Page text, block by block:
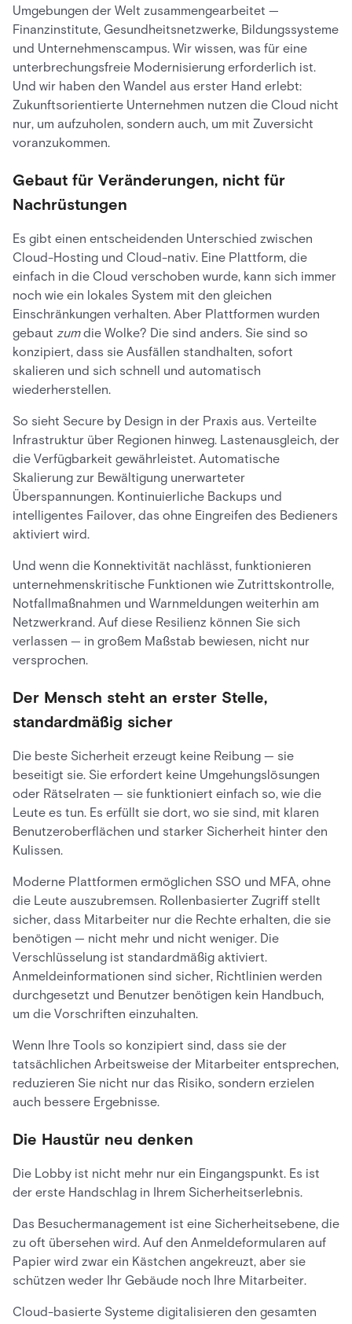
Umgebungen der Welt zusammengearbeitet —
Finanzinstitute, Gesundheitsnetzwerke, Bildungssysteme
und Unternehmenscampus. Wir wissen, was für eine
unterbrechungsfreie Modernisierung erforderlich ist.
Und wir haben den Wandel aus erster Hand erlebt:
Zukunftsorientierte Unternehmen nutzen die Cloud nicht
nur, um aufzuholen, sondern auch, um mit Zuversicht
voranzukommen.
Gebaut für Veränderungen, nicht für
Nachrüstungen
Es gibt einen entscheidenden Unterschied zwischen
Cloud-Hosting und Cloud-nativ. Eine Plattform, die
einfach in die Cloud verschoben wurde, kann sich immer
noch wie ein lokales System mit den gleichen
Einschränkungen verhalten. Aber Plattformen wurden
gebaut zumdie Wolke? Die sind anders. Sie sind so
konzipiert, dass sie Ausfällen standhalten, sofort
skalieren und sich schnell und automatisch
wiederherstellen.
So sieht Secure by Design in der Praxis aus. Verteilte
Infrastruktur über Regionen hinweg. Lastenausgleich, der
die Verfügbarkeit gewährleistet. Automatische
Skalierung zur Bewältigung unerwarteter
Überspannungen. Kontinuierliche Backups und
intelligentes Failover, das ohne Eingreifen des Bedieners
aktiviert wird.
Und wenn die Konnektivität nachlässt, funktionieren
unternehmenskritische Funktionen wie Zutrittskontrolle,
Notfallmaßnahmen und Warnmeldungen weiterhin am
Netzwerkrand. Auf diese Resilienz können Sie sich
verlassen — in großem Maßstab bewiesen, nicht nur
versprochen.
Der Mensch steht an erster Stelle,
standardmäßig sicher
Die beste Sicherheit erzeugt keine Reibung — sie
beseitigt sie. Sie erfordert keine Umgehungslösungen
oder Rätselraten — sie funktioniert einfach so, wie die
Leute es tun. Es erfüllt sie dort, wo sie sind, mit klaren
Benutzeroberflächen und starker Sicherheit hinter den
Kulissen.
Moderne Plattformen ermöglichen SSO und MFA, ohne
die Leute auszubremsen. Rollenbasierter Zugriff stellt
sicher, dass Mitarbeiter nur die Rechte erhalten, die sie
benötigen — nicht mehr und nicht weniger. Die
Verschlüsselung ist standardmäßig aktiviert.
Anmeldeinformationen sind sicher, Richtlinien werden
durchgesetzt und Benutzer benötigen kein Handbuch,
um die Vorschriften einzuhalten.
Wenn Ihre Tools so konzipiert sind, dass sie der
tatsächlichen Arbeitsweise der Mitarbeiter entsprechen,
reduzieren Sie nicht nur das Risiko, sondern erzielen
auch bessere Ergebnisse.
Die Haustür neu denken
Die Lobby ist nicht mehr nur ein Eingangspunkt. Es ist
der erste Handschlag in Ihrem Sicherheitserlebnis.
Das Besuchermanagement ist eine Sicherheitsebene, die
zu oft übersehen wird. Auf den Anmeldeformularen auf
Papier wird zwar ein Kästchen angekreuzt, aber sie
schützen weder Ihr Gebäude noch Ihre Mitarbeiter.
Cloud-basierte Systeme digitalisieren den gesamten